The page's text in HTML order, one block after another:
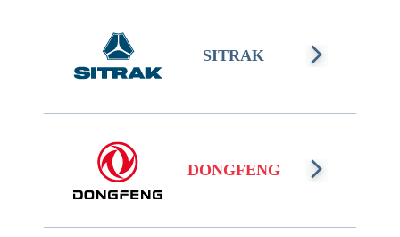
SITRAK
DONGFENG